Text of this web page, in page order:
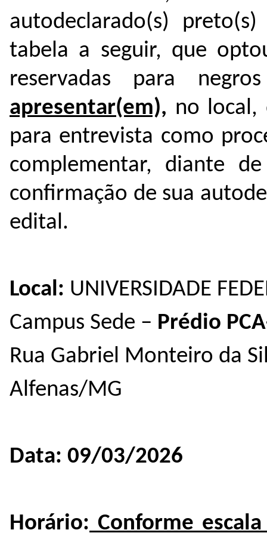
autodeclarado(s)
tabela a seguir, que
reservadas para
apresentar(em), no local,
para entrevista como
complementar, diante
confirmação de sua
edital.
Local: UNIVERSIDADE
Campus Sede – Prédio
Rua Gabriel Monteiro da
Alfenas/MG
Data: 09/03/2026
Horário: Conforme